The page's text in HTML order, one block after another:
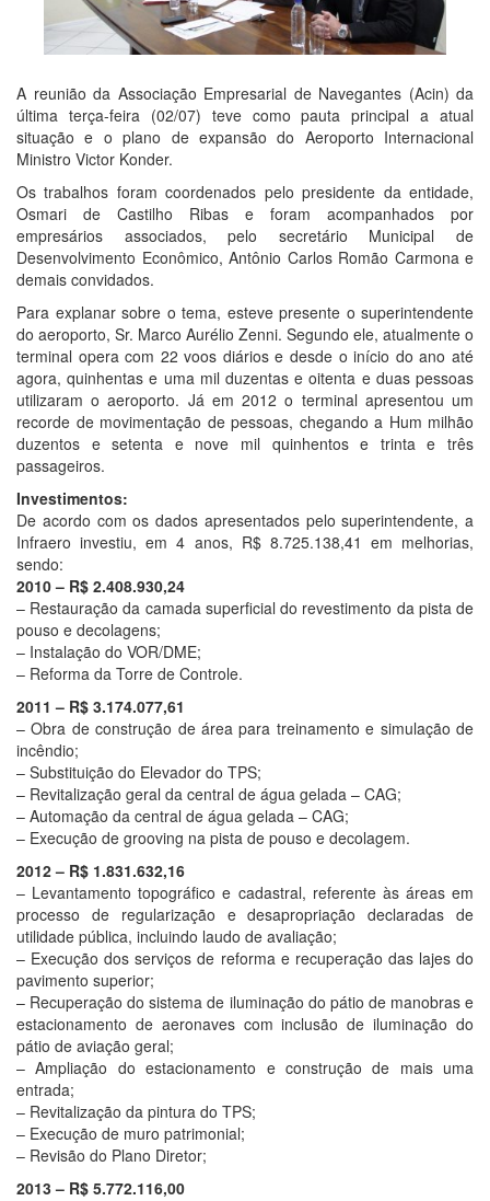
A reunião da Associação Empresarial de Navegantes (Acin) da
última terça-feira (02/07) teve como pauta principal a atual
situação e o plano de expansão do Aeroporto Internacional
Ministro Victor Konder.
Os trabalhos foram coordenados pelo presidente da entidade,
Osmari de Castilho Ribas e foram acompanhados por
empresários associados, pelo secretário Municipal de
Desenvolvimento Econômico, Antônio Carlos Romão Carmona e
demais convidados.
Para explanar sobre o tema, esteve presente o superintendente
do aeroporto, Sr. Marco Aurélio Zenni. Segundo ele, atualmente o
terminal opera com 22 voos diários e desde o início do ano até
agora, quinhentas e uma mil duzentas e oitenta e duas pessoas
utilizaram o aeroporto. Já em 2012 o terminal apresentou um
recorde de movimentação de pessoas, chegando a Hum milhão
duzentos e setenta e nove mil quinhentos e trinta e três
passageiros.
Investimentos:
De acordo com os dados apresentados pelo superintendente, a
Infraero investiu, em 4 anos, R$ 8.725.138,41 em melhorias,
sendo:
2010 – R$ 2.408.930,24
– Restauração da camada superficial do revestimento da pista de
pouso e decolagens;
– Instalação do VOR/DME;
– Reforma da Torre de Controle.
2011 – R$ 3.174.077,61
– Obra de construção de área para treinamento e simulação de
incêndio;
– Substituição do Elevador do TPS;
– Revitalização geral da central de água gelada – CAG;
– Automação da central de água gelada – CAG;
– Execução de grooving na pista de pouso e decolagem.
2012 – R$ 1.831.632,16
– Levantamento topográfico e cadastral, referente às áreas em
processo de regularização e desapropriação declaradas de
utilidade pública, incluindo laudo de avaliação;
– Execução dos serviços de reforma e recuperação das lajes do
pavimento superior;
– Recuperação do sistema de iluminação do pátio de manobras e
estacionamento de aeronaves com inclusão de iluminação do
pátio de aviação geral;
– Ampliação do estacionamento e construção de mais uma
entrada;
– Revitalização da pintura do TPS;
– Execução de muro patrimonial;
– Revisão do Plano Diretor;
2013 – R$ 5.772.116,00